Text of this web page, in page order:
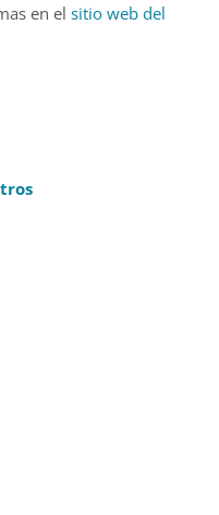
en el sitio web del